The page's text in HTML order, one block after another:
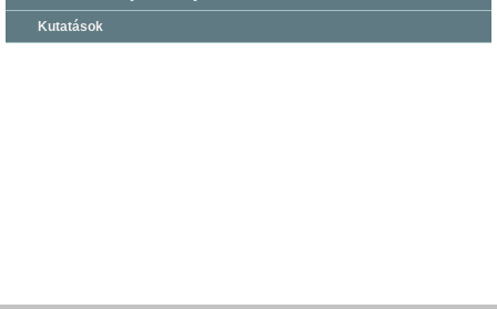
Kutatások